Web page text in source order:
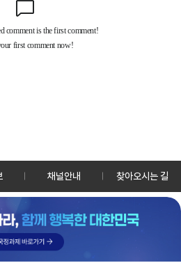
채널안내 찾아오시는 길
부2청사로 13 한국정책방송원 KTV
044-204-8000
민방송 All Rights Reserved.